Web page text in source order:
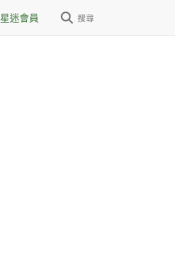
星迷會員 搜尋